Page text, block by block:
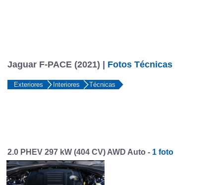
Jaguar F-PACE (2021) | Fotos Técnicas
Exteriores Interiores Técnicas
2.0 PHEV 297 kW (404 CV) AWD Auto - 1 foto